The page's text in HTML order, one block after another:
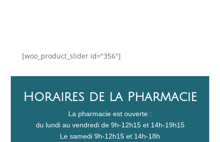
[woo_product_slider id="356"]
Horaires de la Pharmacie
La pharmacie est ouverte :
du lundi au vendredi de 9h-12h15 et 14h-19h15
Le samedi 9h-12h15 et 14h-18h